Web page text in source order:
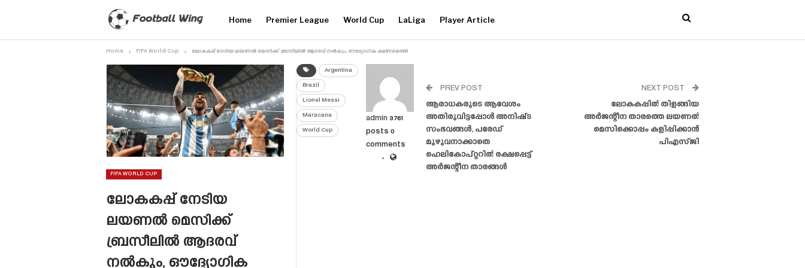
Home Premier League World Cup LaLiga Player Article
Home FIFA World Cup ലോകകപ്പ് നേടിയ ലയണൽ മെസിക്ക് ബ്രസീലിൽ ആദരവ് നൽകും, ഔദ്യോഗിക ക്ഷണമെത്തി
FIFA WORLD CUP
ലോകകപ്പ് നേടിയ
ലയണൽ മെസിക്ക്
ബ്രസീലിൽ ആദരവ്
നൽകും, ഔദ്യോഗിക
Argentina
Brazil
Lionel Messi
Maracana
World Cup
admin 3761
posts 0
comments
PREV POST
ആരാധകരുടെ ആവേശം
അതിരുവിട്ടപ്പോൾ അനിഷ്‌ട
സംഭവങ്ങൾ, പരേഡ്
മുഴുവനാക്കാതെ
ഹെലികോപ്റ്ററിൽ രക്ഷപ്പെട്ട്
അർജന്റീന താരങ്ങൾ
NEXT POST
ലോകകപ്പിൽ തിളങ്ങിയ
അർജന്റീന താരത്തെ ലയണൽ
മെസിക്കൊപ്പം കളിപ്പിക്കാൻ
പിഎസ്‌ജി